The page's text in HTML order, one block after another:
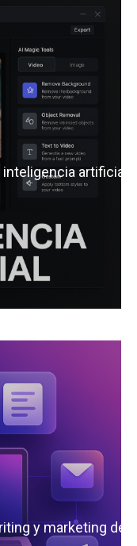
artificial
y marketing de